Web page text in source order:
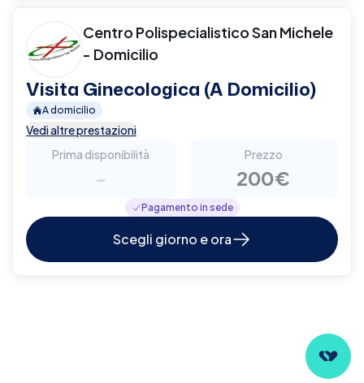
Centro Polispecialistico San Michele
- Domicilio
Visita Ginecologica (A Domicilio)
A domicilio
Vedi altre prestazioni
Prima disponibilità
-
Prezzo
200€
Pagamento in sede
Scegli giorno e ora